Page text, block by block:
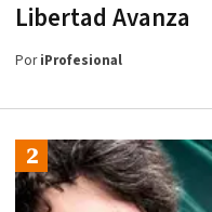
Libertad Avanza
PoriProfesional